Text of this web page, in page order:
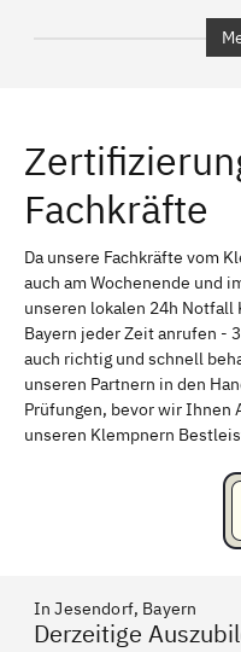
Erlangen
Bayreuth
Schweinfurt
Freising
Fachkräfte
Da unsere Fachkräfte vom
auch am Wochenende und
unseren lokalen 24h Notfall
Bayern jeder Zeit anrufen -
auch richtig und schnell
unseren Partnern in den
Prüfungen, bevor wir Ihnen
unseren Klempnern
In Jesendorf, Bayern
Derzeitige